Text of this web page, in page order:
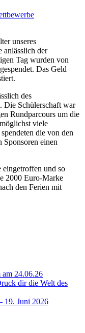
unseres
anlässlich der
Tag wurden von
Das Geld
des
Die Schülerschaft war
Rundparcours um die
viele
die von den
Sponsoren einen
eingetroffen und so
2000 Euro-Marke
den Ferien mit
24.06.26
dir die Welt des
19. Juni 2026